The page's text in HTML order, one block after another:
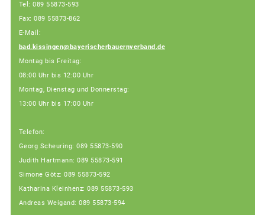
Tel: 089 55873-593
Fax: 089 55873-862
E-Mail:
bad.kissingen@bayerischerbauernverband.de
Montag bis Freitag:
08:00 Uhr bis 12:00 Uhr
Montag, Dienstag und Donnerstag:
13:00 Uhr bis 17:00 Uhr
Telefon:
Georg Scheuring: 089 55873-590
Judith Hartmann: 089 55873-591
Simone Götz: 089 55873-592
Katharina Kleinhenz: 089 55873-593
Andreas Weigand: 089 55873-594